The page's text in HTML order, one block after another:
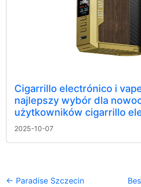
Cigarrillo electrónico i
najlepszy wybór dla
użytkowników cigarrillo
2025-10-07
← Paradise Szczecin